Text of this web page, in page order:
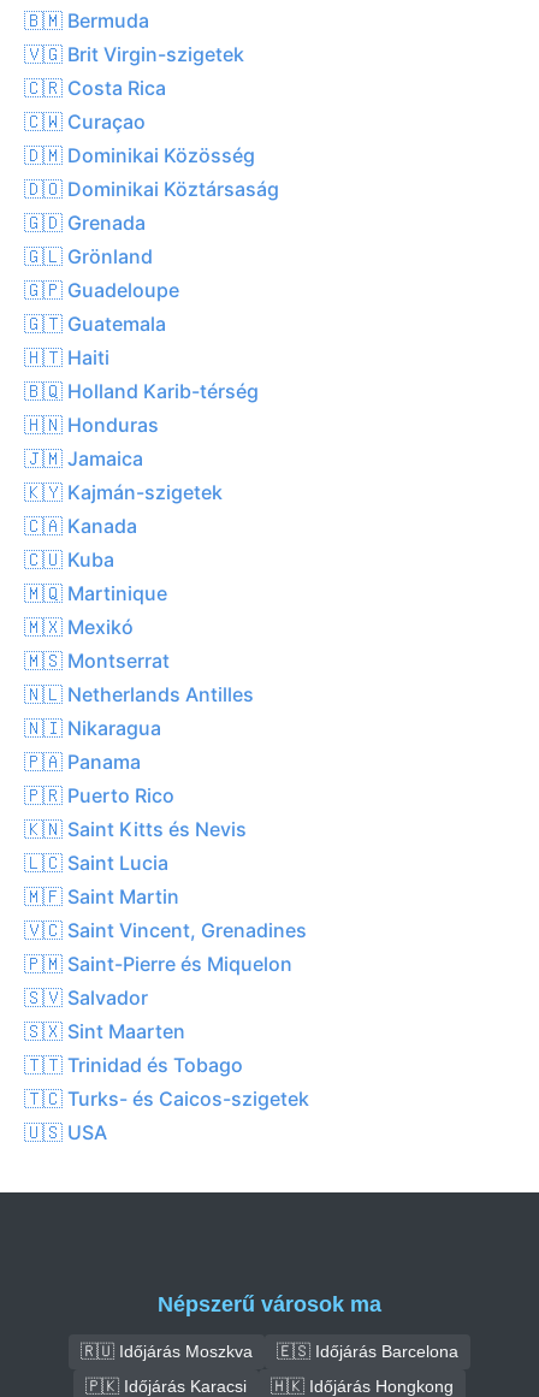
🇧🇲 Bermuda
🇻🇬 Brit Virgin-szigetek
🇨🇷 Costa Rica
🇨🇼 Curaçao
🇩🇲 Dominikai Közösség
🇩🇴 Dominikai Köztársaság
🇬🇩 Grenada
🇬🇱 Grönland
🇬🇵 Guadeloupe
🇬🇹 Guatemala
🇭🇹 Haiti
🇧🇶 Holland Karib-térség
🇭🇳 Honduras
🇯🇲 Jamaica
🇰🇾 Kajmán-szigetek
🇨🇦 Kanada
🇨🇺 Kuba
🇲🇶 Martinique
🇲🇽 Mexikó
🇲🇸 Montserrat
🇳🇱 Netherlands Antilles
🇳🇮 Nikaragua
🇵🇦 Panama
🇵🇷 Puerto Rico
🇰🇳 Saint Kitts és Nevis
🇱🇨 Saint Lucia
🇲🇫 Saint Martin
🇻🇨 Saint Vincent, Grenadines
🇵🇲 Saint-Pierre és Miquelon
🇸🇻 Salvador
🇸🇽 Sint Maarten
🇹🇹 Trinidad és Tobago
🇹🇨 Turks- és Caicos-szigetek
🇺🇸 USA
Népszerű városok ma
🇷🇺 Időjárás Moszkva
🇪🇸 Időjárás Barcelona
🇵🇰 Időjárás Karacsi
🇭🇰 Időjárás Hongkong